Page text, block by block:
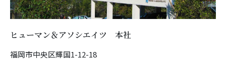
ヒューマン＆アソシエイツ 本社
福岡市中央区輝国1-12-18